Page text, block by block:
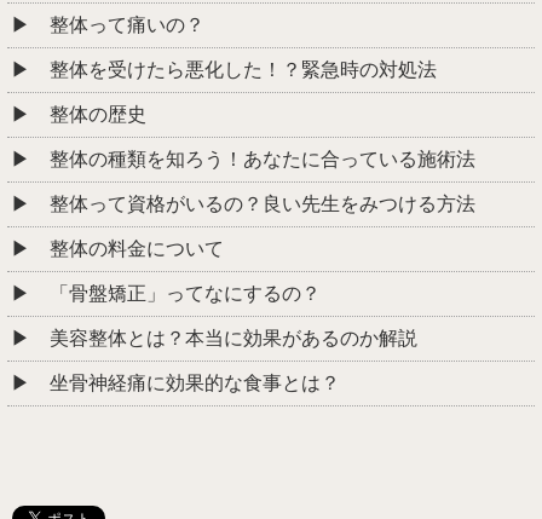
整体って痛いの？
整体を受けたら悪化した！？緊急時の対処法
整体の歴史
整体の種類を知ろう！あなたに合っている施術法
整体って資格がいるの？良い先生をみつける方法
整体の料金について
「骨盤矯正」ってなにするの？
美容整体とは？本当に効果があるのか解説
坐骨神経痛に効果的な食事とは？